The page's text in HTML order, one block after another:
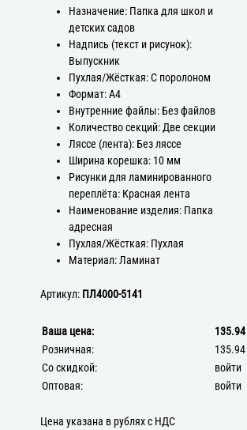
Назначение: Папка для школ и
детских садов
Надпись (текст и рисунок):
Выпускник
Пухлая/Жёсткая: С поролоном
Формат: А4
Внутренние файлы: Без файлов
Количество секций: Две секции
Ляссе (лента): Без ляссе
Ширина корешка: 10 мм
Рисунки для ламинированного
переплёта: Красная лента
Наименование изделия: Папка
адресная
Пухлая/Жёсткая: Пухлая
Материал: Ламинат
Артикул: ПЛ4000-5141
Ваша цена:
135.94
Розничная:
135.94
Со скидкой:
войти
Оптовая:
войти
Цена указана в рублях с НДС